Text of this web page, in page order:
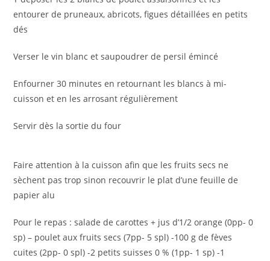
entourer de pruneaux, abricots, figues détaillées en petits
dés
Verser le vin blanc et saupoudrer de persil émincé
Enfourner 30 minutes en retournant les blancs à mi-
cuisson et en les arrosant régulièrement
Servir dès la sortie du four
Faire attention à la cuisson afin que les fruits secs ne
sèchent pas trop sinon recouvrir le plat d’une feuille de
papier alu
Pour le repas : salade de carottes + jus d’1/2 orange (0pp- 0
sp) – poulet aux fruits secs (7pp- 5 spl) -100 g de fèves
cuites (2pp- 0 spl) -2 petits suisses 0 % (1pp- 1 sp) -1